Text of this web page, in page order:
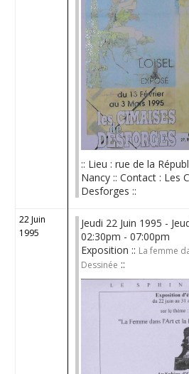
:: Lieu : rue de la
Nancy :: Contact : Les
Desforges ::
22 Juin
1995
Jeudi 22 Juin 1995 -
02:30pm - 07:00pm
Exposition :: La femme
Dessinée ::